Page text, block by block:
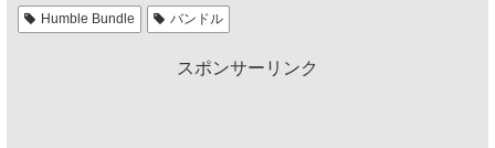
Humble Bundle バンドル
スポンサーリンク